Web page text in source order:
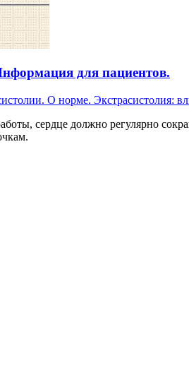
для пациентов.
О норме. Экстрасистолия:
сердце должно регулярно